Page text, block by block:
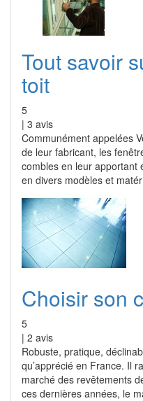
Tout savoir
toit
5
| 3 avis
Communément appelées
de leur fabricant, les
combles en leur apportant
en divers modèles et
Choisir son
5
| 2 avis
Robuste, pratique,
qu’apprécié en France. Il
marché des revêtements
ces dernières années, le